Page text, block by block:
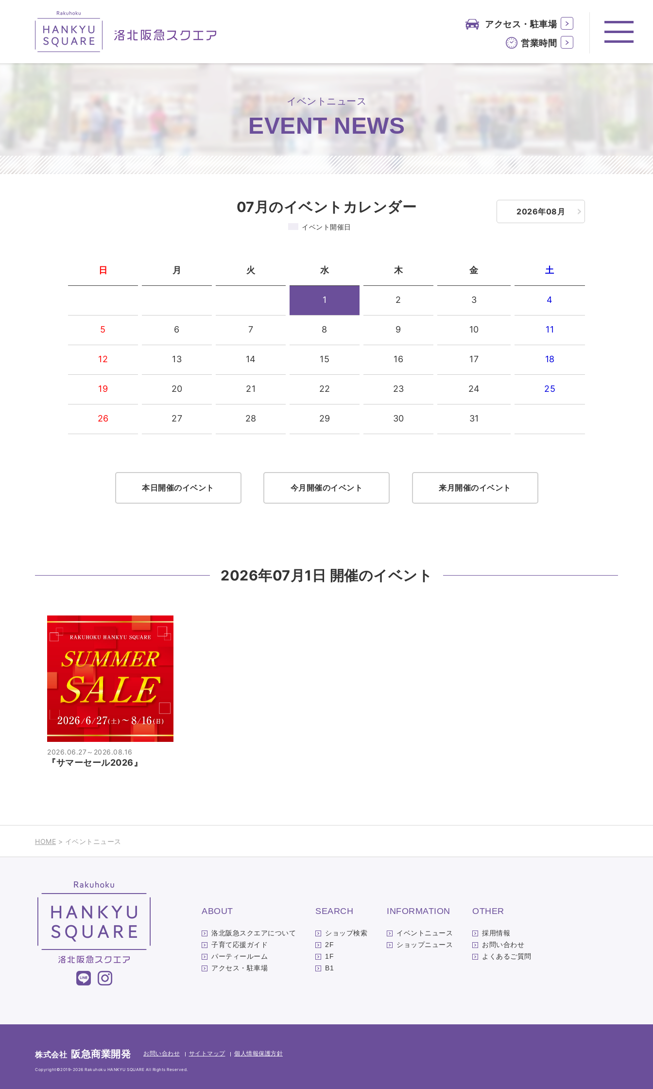
営業時間
アクセス・駐車場
イベントニュース
EVENT NEWS
07月のイベントカレンダー
イベント開催日
2026年08月
日 月 火 水 木 金 土
1 2 3 4
5 6 7 8 9 10 11
12 13 14 15 16 17 18
19 20 21 22 23 24 25
26 27 28 29 30 31
本日開催のイベント 今月開催のイベント 来月開催のイベント
2026年07月1日 開催のイベント
2026.06.27～ 2026.08.16
『サマーセール2026』
HOME > イベントニュース
ABOUT
洛北阪急スクエアについて
子育て応援ガイド
パーティールーム
アクセス・駐車場
SEARCH
ショップ検索
2F
1F
B1
INFORMATION
イベントニュース
ショップニュース
OTHER
採用情報
お問い合わせ
よくあるご質問
株式会社 阪急商業開発 お問い合わせ サイトマップ 個人情報保護方針
Copyright©2019-2026 Rakuhoku HANKYU SQUARE All Rights Reserved.